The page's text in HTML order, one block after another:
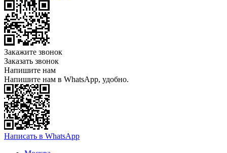
Закажите звонок
Заказать звонок
Напишите нам
Напишите нам в WhatsApp, удобно.
Написать в WhatsApp